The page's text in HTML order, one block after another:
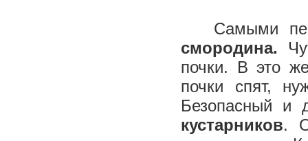
Самыми
смородина.
почки. В это
почки спят,
Безопасный и
кустарников.